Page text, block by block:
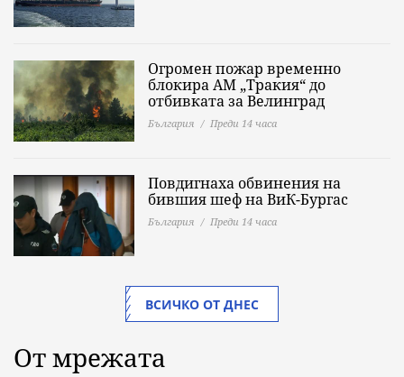
Огромен пожар временно
блокира АМ „Тракия“ до
отбивката за Велинград
България Преди 14 часа
Повдигнаха обвинения на
бившия шеф на ВиК-Бургас
България Преди 14 часа
ВСИЧКО ОТ ДНЕС
От мрежата